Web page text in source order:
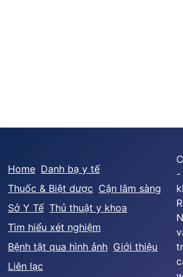
Home Danh bạ y tế
Thuốc & Biệt dược Cận lâm sàng
Sở Y Tế Thủ thuật y khoa
Tìm hiểu xét nghiệm
Bệnh tật qua hình ảnh Giới thiệu
Liên lạc
-